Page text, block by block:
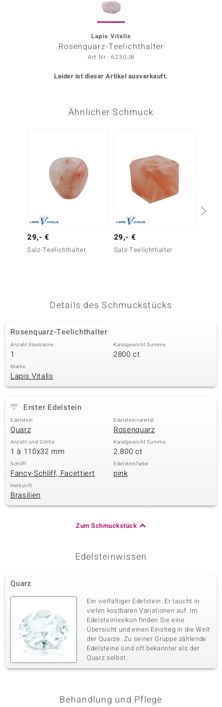
Collection
Classics
Lapis Vitalis
Rosenquarz-Teelichthalter
Art.Nr.: 6230JB
Leider ist dieser Artikel ausverkauft.
Ähnlicher Schmuck
29,- €
Salz-Teelichthalter
29,- €
Salz-Teelichthalter
Details des Schmuckstücks
Rosenquarz-Teelichthalter
Anzahl Edelsteine
1
Karatgewicht Summe
2800 ct
Marke
Lapis Vitalis
Erster Edelstein
Edelstein
Quarz
Edelsteinvarietät
Rosenquarz
Anzahl und Größe
1 à 110x32 mm
Karatgewicht Summe
2.800 ct
Schliff
Fancy-Schliff, Facettiert
Edelsteinfarbe
pink
Herkunft
Brasilien
Zum Schmuckstück
Edelsteinwissen
Quarz
Ein vielfältiger Edelstein. Er taucht in
vielen kostbaren Variationen auf. Im
Edelsteinlexikon finden Sie eine
Übersicht und einen Einstieg in die Welt
der Quarze. Zu seiner Gruppe zählende
Edelsteine sind oft bekannter als der
Quarz selbst.
Behandlung und Pflege